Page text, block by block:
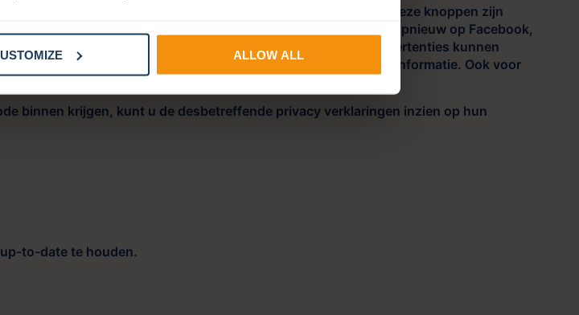
ALLOW ALL
media platformen zoals Facebook, Twitter en LinkedIn. Deze knoppen zijn
onthoudt dat een bezoeker ingelogd blijft, zodat men niet opnieuw op Facebook,
verder het gebruik van social media waardoor we advertenties kunnen
geen invloed op hoe sociale media omgaan met de verkregen informatie. Ook voor
gevraagd.
binnen krijgen, kunt u de desbetreffende privacy verklaringen inzien op hun
to-date te houden.